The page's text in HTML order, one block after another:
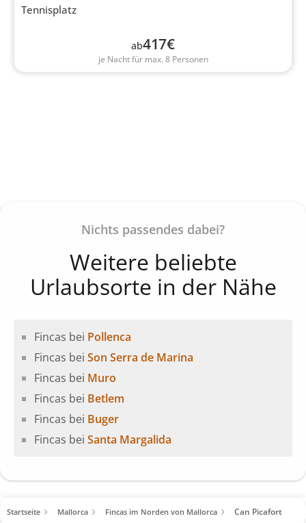
Tennisplatz
ab417€
je Nacht für max. 8 Personen
Nichts passendes dabei?
Weitere beliebte
Urlaubsorte in der Nähe
Fincas bei Pollenca
Fincas bei Son Serra de Marina
Fincas bei Muro
Fincas bei Betlem
Fincas bei Buger
Fincas bei Santa Margalida
Startseite Mallorca Fincas im Norden von Mallorca Can Picafort